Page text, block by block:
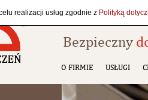
Bezpieczny
O FIRMIE USŁUGI
realizacji usług zgodnie z Polityką